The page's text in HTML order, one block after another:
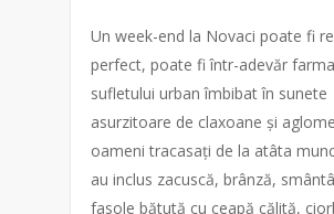
Un week-end la Novaci poate fi
perfect, poate fi într-adevăr
sufletului urban îmbibat în sunete
asurzitoare de claxoane și
oameni tracasați de la atâta
au inclus zacuscă, brânză,
fasole bătută cu ceapă călită,